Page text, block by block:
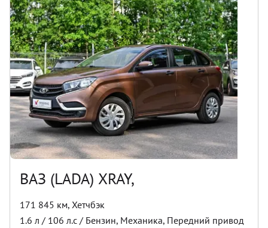
ВАЗ (LADA) XRAY,
171 845 км, Хетчбэк
1.6 л / 106 л.с / Бензин, Механика, Передний привод